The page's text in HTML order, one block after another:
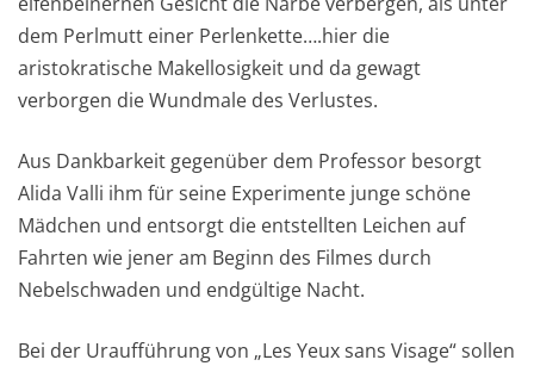
dem Perlmutt einer Perlenkette….hier die
aristokratische Makellosigkeit und da gewagt
verborgen die Wundmale des Verlustes.
Aus Dankbarkeit gegenüber dem Professor besorgt
Alida Valli ihm für seine Experimente junge schöne
Mädchen und entsorgt die entstellten Leichen auf
Fahrten wie jener am Beginn des Filmes durch
Nebelschwaden und endgültige Nacht.
Bei der Uraufführung von „Les Yeux sans Visage“ sollen